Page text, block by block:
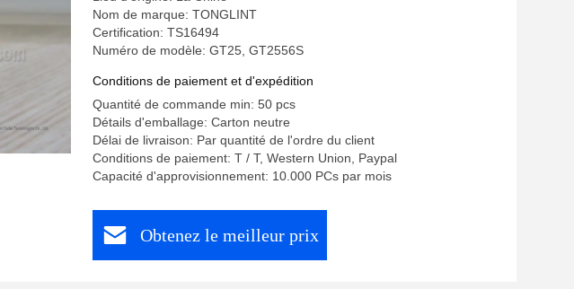
Nom de marque: TONGLINT
Certification: TS16494
Numéro de modèle: GT25, GT2556S
Conditions de paiement et d'expédition
Quantité de commande min: 50 pcs
Détails d'emballage: Carton neutre
Délai de livraison: Par quantité de l'ordre du client
Conditions de paiement: T / T, Western Union, Paypal
Capacité d'approvisionnement: 10.000 PCs par mois
Obtenez le meilleur prix